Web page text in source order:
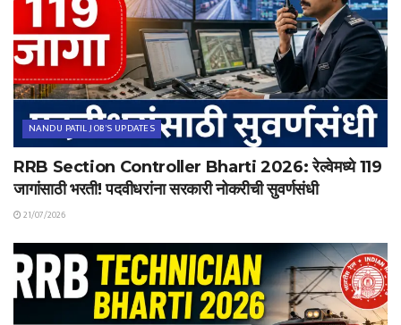
NANDU PATIL JOB'S UPDATES
RRB Section Controller Bharti 2026: रेल्वेमध्ये 119
जागांसाठी भरती! पदवीधरांना सरकारी नोकरीची सुवर्णसंधी
21/07/2026